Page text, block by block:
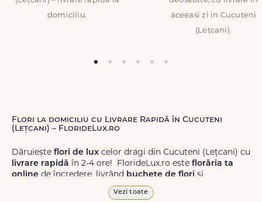
domiciliu.
aceeasi zi in Cucuteni
(Lețcani).
Flori la domiciliu cu Livrare Rapidă în Cucuteni
(Lețcani) – FlorideLux.ro
Dăruiește flori de lux celor dragi din Cucuteni (Lețcani) cu
livrare rapidă în 2-4 ore! FlorideLux.ro este florăria ta
online de încredere, livrând buchete de flori și
de calitate superioară în Cucuteni
(Lețcani) și în toată România.
Vezi toate